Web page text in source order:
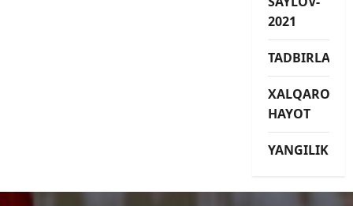
2021
TADBIRLAR
XALQARO
HAYOT
YANGILIKLAR